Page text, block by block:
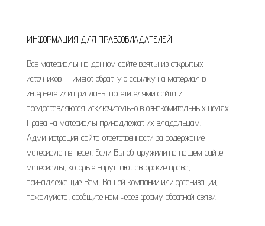
ИНФОРМАЦИЯ ДЛЯ ПРАВООБЛАДАТЕЛЕЙ
Все материалы на данном сайте взяты из открытых
источников — имеют обратную ссылку на материал в
интернете или присланы посетителями сайта и
предоставляются исключительно в ознакомительных целях.
Права на материалы принадлежат их владельцам.
Администрация сайта ответственности за содержание
материала не несет. Если Вы обнаружили на нашем сайте
материалы, которые нарушают авторские права,
принадлежащие Вам, Вашей компании или организации,
пожалуйста, сообщите нам через форму обратной связи.